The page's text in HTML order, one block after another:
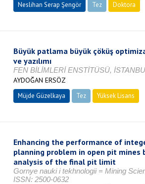
Neslihan Serap Şengör Tez Doktora
Büyük patlama büyük çöküş
ve yazılımı
FEN BİLİMLERİ ENSTİTÜSÜ,
AYDOĞAN ERSÖZ
Müjde Güzelkaya Tez Yüksek Lisans
Enhancing the performance of
planning problem in open pit mines
analysis of the final pit limit
Gornye nauki i tekhnologii = Mining
ISSN: 2500-0632